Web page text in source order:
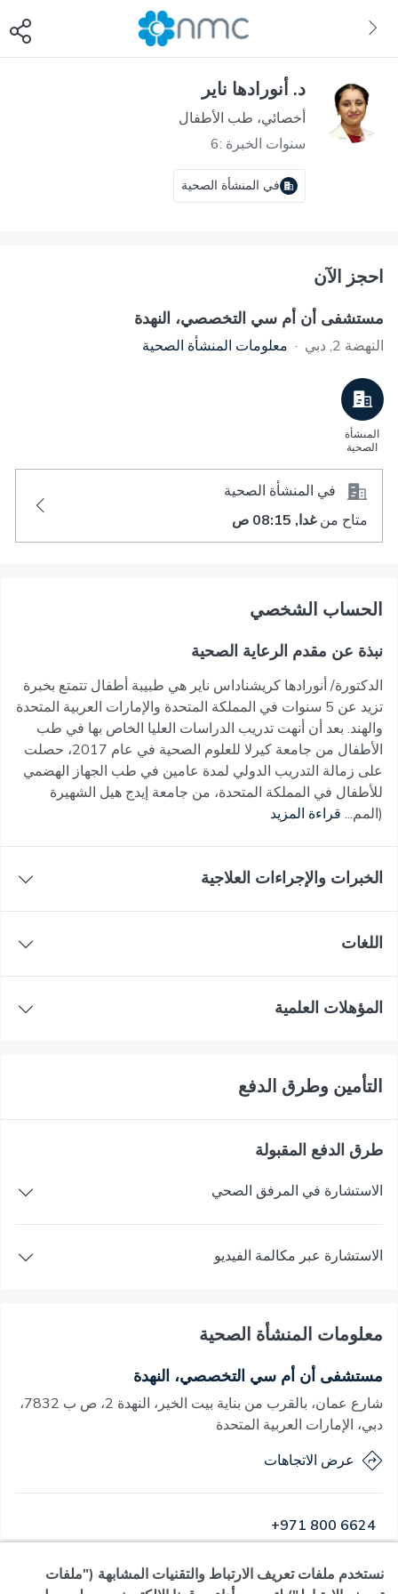
د. أنورادها ناير
أخصائي، طب الأطفال
سنوات الخبرة :6
في المنشأة الصحية
احجز الآن
مستشفى أن أم سي التخصصي، النهدة
النهضة 2, دبي · معلومات المنشأة الصحية
المنشأة
الصحية
في المنشأة الصحية
متاح من غدا, 08:15 ص
اﻟﺤﺴﺎﺏ اﻟﺸﺨﺼﻲ
نبذة عن مقدم الرعاية الصحية
الدكتورة/ أنورادها كريشناداس ناير هي طبيبة أطفال تتمتع بخبرة
تزيد عن 5 سنوات في المملكة المتحدة والإمارات العربية المتحدة
والهند. بعد أن أنهت تدريب الدراسات العليا الخاص بها في طب
الأطفال من جامعة كيرلا للعلوم الصحية في عام 2017، حصلت
على زمالة التدريب الدولي لمدة عامين في طب الجهاز الهضمي
للأطفال في المملكة المتحدة، من جامعة إيدج هيل الشهيرة
(المم... قراءة المزيد
الخبرات والإجراءات العلاجية
اللغات
المؤهلات العلمية
التأمين وطرق الدفع
طرق الدفع المقبولة
الاستشارة في المرفق الصحي
الاستشارة عبر مكالمة الفيديو
معلومات المنشأة الصحية
مستشفى أن أم سي التخصصي، النهدة
شارع عمان، بالقرب من بناية بيت الخير، النهدة 2، ص ب 7832،
دبي، الإمارات العربية المتحدة
عرض الاتجاهات
+971 800 6624
نستخدم ملفات تعريف الارتباط والتقنيات المشابهة ("ملفات